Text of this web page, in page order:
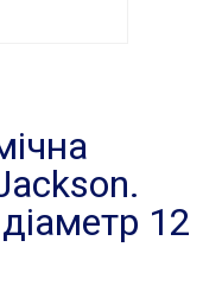
12